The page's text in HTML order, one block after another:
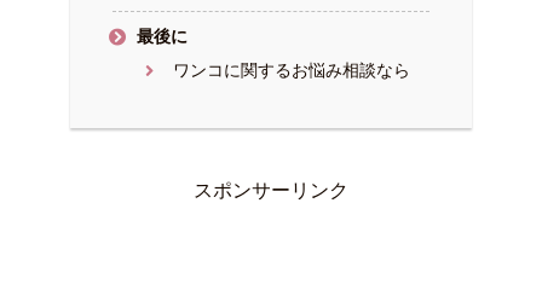
最後に
ワンコに関するお悩み相談なら
スポンサーリンク